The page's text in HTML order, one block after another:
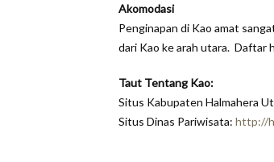
Akomodasi
Penginapan di Kao amat
dari Kao ke arah utara. Daftar
Taut Tentang Kao:
Situs Kabupaten Halmahera
Situs Dinas Pariwisata: http://